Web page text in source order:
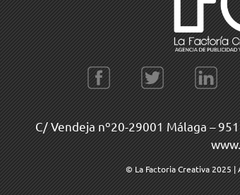
C/ Vendeja nº20-29001 Málaga –
© La Factoria Creativa 2025 |